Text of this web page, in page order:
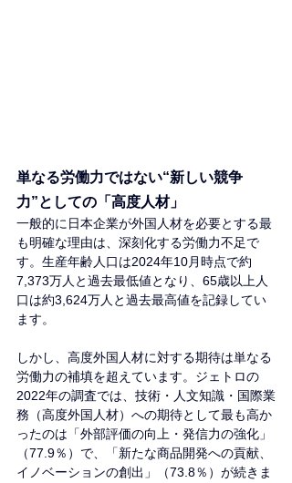
単なる労働力ではない“新しい競争
力”としての「高度人材」
一般的に日本企業が外国人材を必要とする最
も明確な理由は、深刻化する労働力不足で
す。生産年齢人口は2024年10月時点で約
7,373万人と過去最低値となり、65歳以上人
口は約3,624万人と過去最高値を記録してい
ます。
しかし、高度外国人材に対する期待は単なる
労働力の補填を超えています。ジェトロの
2022年の調査では、技術・人文知識・国際業
務（高度外国人材）への期待として最も高か
ったのは「外部評価の向上・発信力の強化」
（77.9％）で、「新たな商品開発への貢献、
イノベーションの創出」（73.8％）が続きま